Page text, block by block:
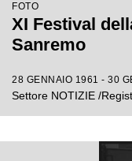
FOTO
XI Festival
Sanremo
28 GENNAIO 1961 - 30
Settore NOTIZIE /